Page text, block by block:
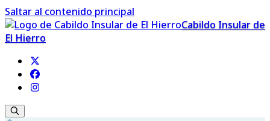
Saltar al contenido principal
Cabildo Insular de
El Hierro